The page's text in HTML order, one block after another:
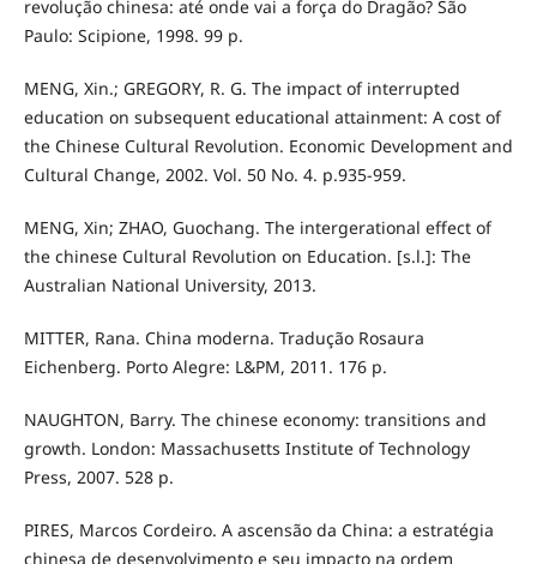
revolução chinesa: até onde vai a força do Dragão? São
Paulo: Scipione, 1998. 99 p.
MENG, Xin.; GREGORY, R. G. The impact of interrupted
education on subsequent educational attainment: A cost of
the Chinese Cultural Revolution. Economic Development and
Cultural Change, 2002. Vol. 50 No. 4. p.935-959.
MENG, Xin; ZHAO, Guochang. The intergerational effect of
the chinese Cultural Revolution on Education. [s.l.]: The
Australian National University, 2013.
MITTER, Rana. China moderna. Tradução Rosaura
Eichenberg. Porto Alegre: L&PM, 2011. 176 p.
NAUGHTON, Barry. The chinese economy: transitions and
growth. London: Massachusetts Institute of Technology
Press, 2007. 528 p.
PIRES, Marcos Cordeiro. A ascensão da China: a estratégia
chinesa de desenvolvimento e seu impacto na ordem